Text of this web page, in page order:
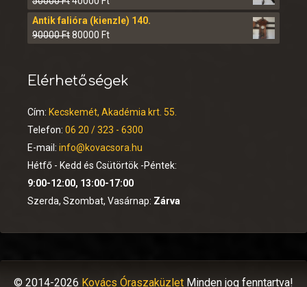
Antik falióra (kienzle) 140.
90000Ft80000 Ft
Elérhetőségek
Cím: Kecskemét, Akadémia krt. 55.
Telefon: 06 20 / 323 - 6300
E-mail: info@kovacsora.hu
Hétfő - Kedd és Csütörtök -Péntek:
9:00-12:00, 13:00-17:00
Szerda, Szombat, Vasárnap: Zárva
© 2014-2026 Kovács Óraszaküzlet Minden jog fenntartva!